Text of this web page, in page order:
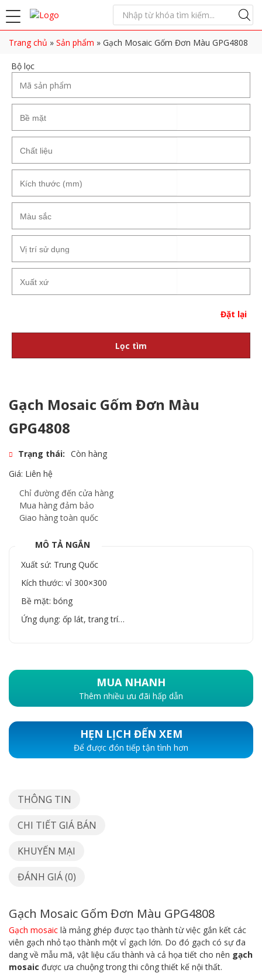
Trang chủ » Sản phẩm » Gạch Mosaic Gốm Đơn Màu GPG4808
Bộ lọc
Đặt lại
Lọc tìm
Gạch Mosaic Gốm Đơn Màu
GPG4808
Trạng thái: Còn hàng
Giá: Liên hệ
Chỉ đường đến cửa hàng
Mua hàng đảm bảo
Giao hàng toàn quốc
MÔ TẢ NGẮN
Xuất sứ: Trung Quốc
Kích thước: vỉ 300×300
Bề mặt: bóng
Ứng dụng: ốp lát, trang trí…
MUA NHANH
Thêm nhiều ưu đãi hấp dẫn
HẸN LỊCH ĐẾN XEM
Để được đón tiếp tận tình hơn
THÔNG TIN
CHI TIẾT GIÁ BÁN
KHUYẾN MẠI
ĐÁNH GIÁ (0)
Gạch Mosaic Gốm Đơn Màu GPG4808
Gạch mosaic là mảng ghép được tạo thành từ việc gắn kết các
viên gạch nhỏ tạo thành một vỉ gạch lớn. Do đó gạch có sự đa
dang về mẫu mã, vật liệu cấu thành và cả họa tiết cho nên gạch
mosaic được ưa chuộng trong thi công thiết kế nội thất.